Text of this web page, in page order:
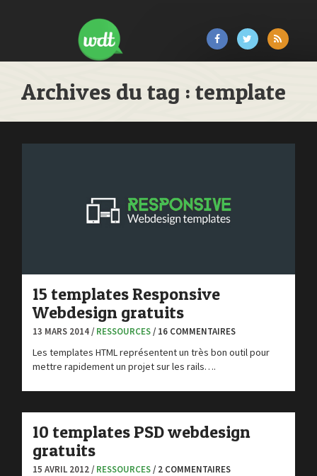
Archives du tag : template
15 templates Responsive
Webdesign gratuits
13 MARS 2014 / RESSOURCES/ 16 COMMENTAIRES
Les templates HTML représentent un très bon outil pour
mettre rapidement un projet sur les rails….
10 templates PSD webdesign
gratuits
15 AVRIL 2012 / RESSOURCES/ 2 COMMENTAIRES